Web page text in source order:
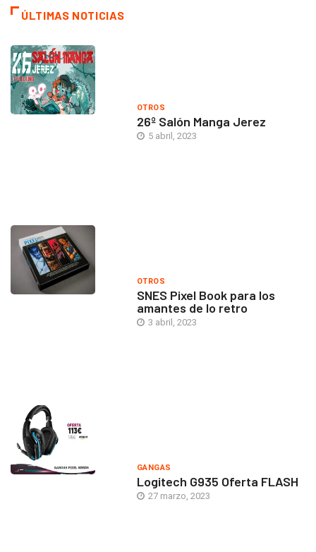
ÚLTIMAS NOTICIAS
OTROS
26º Salón Manga Jerez
5 abril, 2023
OTROS
SNES Pixel Book para los
amantes de lo retro
3 abril, 2023
GANGAS
Logitech G935 Oferta FLASH
27 marzo, 2023